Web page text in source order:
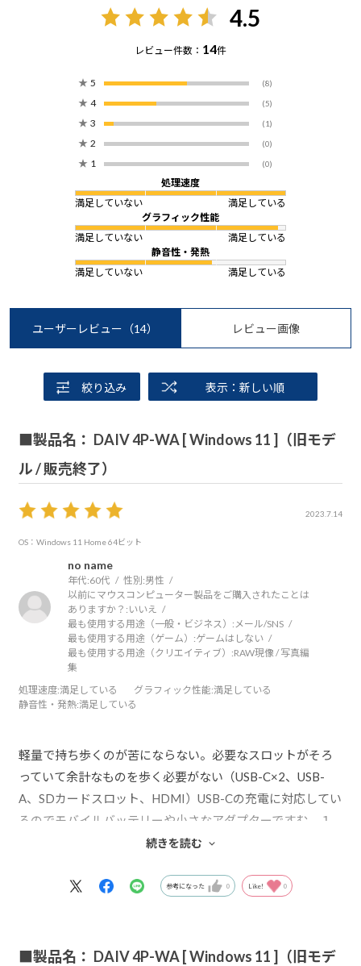
4.5
レビュー件数： 14件
★ 5 (8)
★ 4 (5)
★ 3 (1)
★ 2 (0)
★ 1 (0)
処理速度
満足していない
満足している
グラフィック性能
満足していない
満足している
静音性・発熱
満足していない
満足している
ユーザーレビュー （14） レビュー画像
絞り込み 表示：新しい順
■製品名： DAIV 4P-WA [ Windows 11 ]（旧モデ
ル / 販売終了）
2023.7.14
OS：Windows 11 Home 64ビット
no name
年代:60代 性別:男性
以前にマウスコンピューター製品をご購入されたことは
ありますか？: いいえ
最も使用する用途（一般・ビジネス）:メール/SNS
最も使用する用途（ゲーム）:ゲームはしない
最も使用する用途（クリエイティブ）:RAW現像 / 写真編
集
処理速度:満足している グラフィック性能:満足している
静音性・発熱:満足している
軽量で持ち歩くのが苦にならない。必要なスロットがそろ
っていて余計なものを歩く必要がない（USB-C×2、USB-
A、SDカードスロット、HDMI）USB-Cの充電に対応してい
るのでモバイルバッテリーや小さなアダプターですむ。１
４インチディスプレイで必要十分な性能があるので満足し
続きを読む
参考になった 0 Like! 0
■製品名： DAIV 4P-WA [ Windows 11 ]（旧モデ